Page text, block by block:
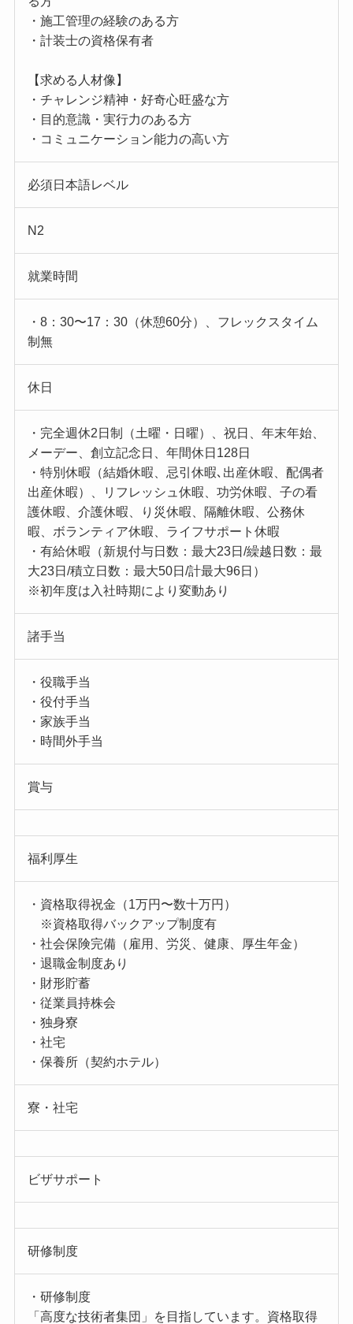
・施工管理の経験のある方
・計装士の資格保有者
【求める人材像】
・チャレンジ精神・好奇心旺盛な方
・目的意識・実行力のある方
・コミュニケーション能力の高い方
必須日本語レベル
N2
就業時間
・8：30〜17：30（休憩60分）、フレックスタイム
制無
休日
・完全週休2日制（土曜・日曜）、祝日、年末年始、
メーデー、創立記念日、年間休日128日
・特別休暇（結婚休暇、忌引休暇､出産休暇、配偶者
出産休暇）、リフレッシュ休暇、功労休暇、子の看
護休暇、介護休暇、り災休暇、隔離休暇、公務休
暇、ボランティア休暇、ライフサポート休暇
・有給休暇（新規付与日数：最大23日/繰越日数：最
大23日/積立日数：最大50日/計最大96日）
※初年度は入社時期により変動あり
諸手当
・役職手当
・役付手当
・家族手当
・時間外手当
賞与
福利厚生
・資格取得祝金（1万円〜数十万円）
※資格取得バックアップ制度有
・社会保険完備（雇用、労災、健康、厚生年金）
・退職金制度あり
・財形貯蓄
・従業員持株会
・独身寮
・社宅
・保養所（契約ホテル）
寮・社宅
ビザサポート
研修制度
・研修制度
「高度な技術者集団」を目指しています。資格取得